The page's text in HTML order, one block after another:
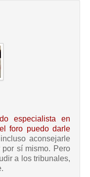
especialista en
foro puedo darle
aconsejarle
sí mismo. Pero
a los tribunales,